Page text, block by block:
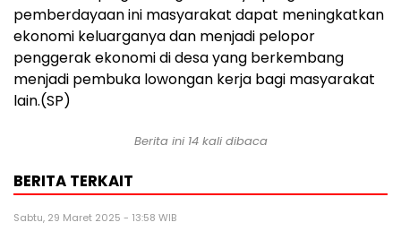
pemberdayaan ini masyarakat dapat meningkatkan
ekonomi keluarganya dan menjadi pelopor
penggerak ekonomi di desa yang berkembang
menjadi pembuka lowongan kerja bagi masyarakat
lain.(SP)
Berita ini 14 kali dibaca
BERITA TERKAIT
Sabtu, 29 Maret 2025 - 13:58 WIB